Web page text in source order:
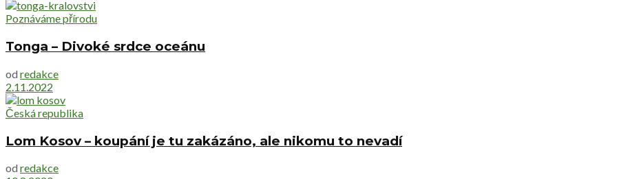
Poznáváme přírodu
Tonga – Divoké srdce oceánu
od redakce
2.11.2022
Česká republika
Lom Kosov – koupání je tu zakázáno, ale nikomu to nevadí
od redakce